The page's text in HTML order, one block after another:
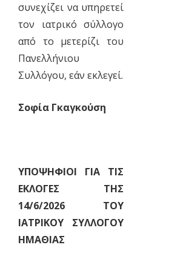
συνεχίζει να υπηρετεί
τον ιατρικό σύλλογο
από το μετερίζι του
Πανελλήνιου
Συλλόγου, εάν εκλεγεί.
Σοφία Γκαγκούση
ΥΠΟΨΗΦΙΟΙ ΓΙΑ ΤΙΣ
ΕΚΛΟΓΕΣ ΤΗΣ
14/6/2026 ΤΟΥ
ΙΑΤΡΙΚΟΥ ΣΥΛΛΟΓΟΥ
ΗΜΑΘΙΑΣ